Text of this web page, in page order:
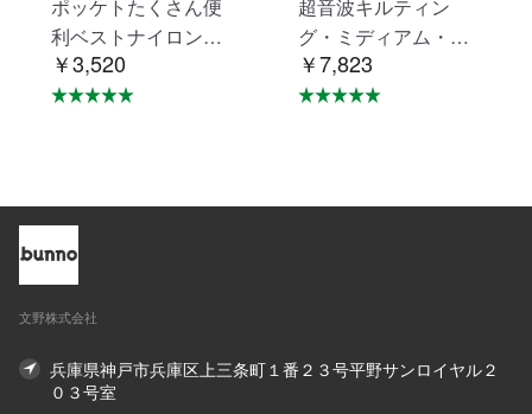
ポッケトたくさん便
利ベストナイロン素
材摩擦に強い KNNV
302
￥3,520
超音波キルティン
グ・ミディアム・ジ
ャケット・エシカル
アウター・コート K
￥7,823
文野株式会社
兵庫県神戸市兵庫区上三条町１番２３号平野サンロイヤル２
０３号室